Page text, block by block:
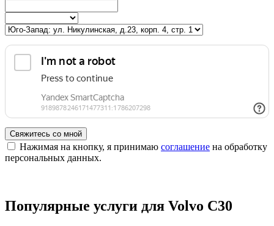
Свяжитесь со мной
Нажимая на кнопку, я принимаю соглашение на обработку
персональных данных.
Популярные услуги для Volvo C30